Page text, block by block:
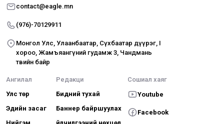
contact@eagle.mn
(976)-70129911
Монгол Улс, Улаанбаатар, Сүхбаатар дүүрэг, I
хороо, Жамъяангүний гудамж 3, Чандмань
төвийн байр
Ангилал
Улс төр
Эдийн засаг
Редакци
Бидний тухай
Баннер байршуулах
Сошиал хаяг
Youtube
Facebook